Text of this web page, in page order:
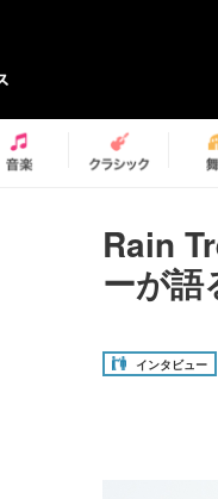
Rain
ーが語
インタビュー